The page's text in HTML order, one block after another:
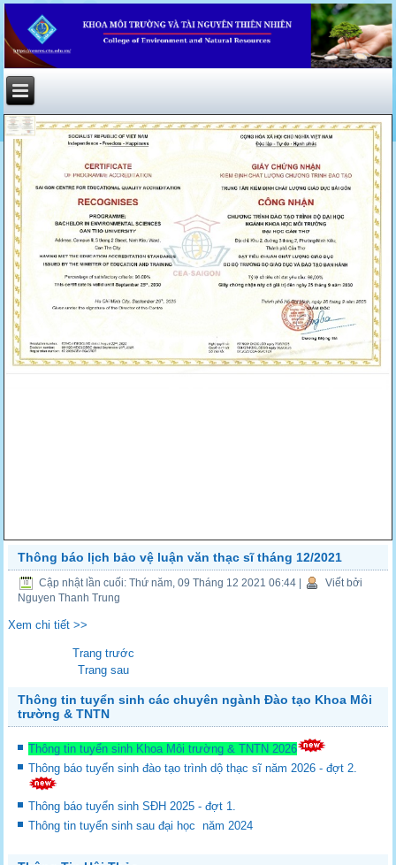
Thông báo lịch bảo vệ luận văn thạc sĩ tháng 12/2021
Cập nhật lần cuối: Thứ năm, 09 Tháng 12 2021 06:44
Viết bởi
Nguyen Thanh Trung
Xem chi tiết >>
Trang trước
Trang sau
Thông tin tuyển sinh các chuyên ngành Đào tạo Khoa Môi
trường & TNTN
Thông tin tuyển sinh Khoa Môi trường & TNTN 2026
Thông báo tuyển sinh đào tạo trình dộ thạc sĩ năm 2026 - đợt 2.
Thông báo tuyển sinh SĐH 2025 - đợt 1.
Thông tin tuyển sinh sau đại học năm 2024